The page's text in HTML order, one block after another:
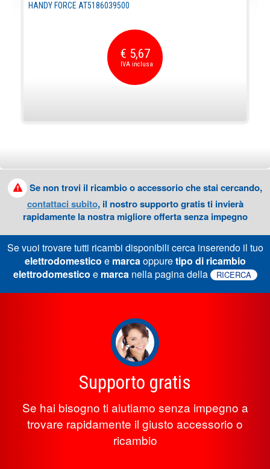
HANDY FORCE AT5186039500
€ 5,67
Se non trovi il ricambio o accessorio che stai cercando,
contattaci subito, il nostro supporto gratis ti invierà
rapidamente la nostra migliore offerta senza impegno
Se vuoi trovare tutti ricambi disponibili cerca inserendo il tuo
elettrodomestico e marcaoppuretipo di ricambio
elettrodomestico e marcanella pagina della RICERCA
Supporto gratis
Se hai bisogno ti aiutiamo senza impegno a
trovare rapidamente il giusto accessorio o
ricambio